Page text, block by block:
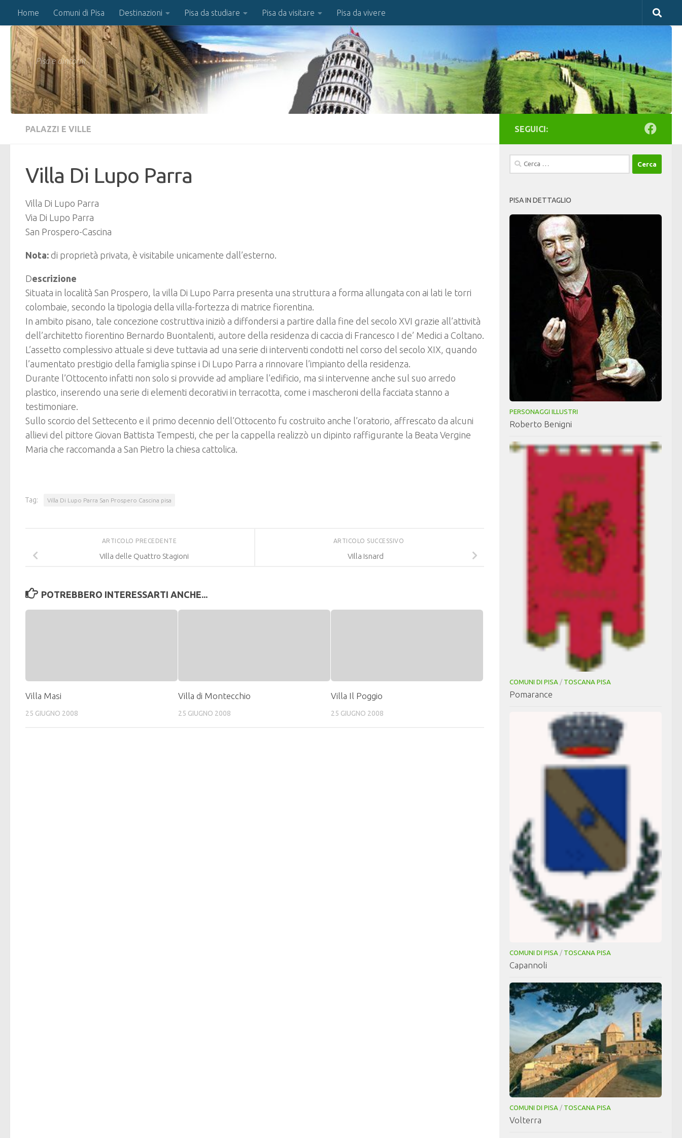
Salta al contenuto
Home Comuni di Pisa Destinazioni Pisa da studiare Pisa da visitare Pisa da vivere
Pisa e dintorni
PALAZZI E VILLE
Villa Di Lupo Parra
Villa Di Lupo Parra
Via Di Lupo Parra
San Prospero-Cascina
Nota: di proprietà privata, è visitabile unicamente dall’esterno.
Descrizione
Situata in località San Prospero, la villa Di Lupo Parra presenta una struttura a forma allungata con ai lati le torri
colombaie, secondo la tipologia della villa-fortezza di matrice fiorentina.
In ambito pisano, tale concezione costruttiva iniziò a diffondersi a partire dalla fine del secolo XVI grazie all’attività
dell’architetto fiorentino Bernardo Buontalenti, autore della residenza di caccia di Francesco I de’ Medici a Coltano.
L’assetto complessivo attuale si deve tuttavia ad una serie di interventi condotti nel corso del secolo XIX, quando
l’aumentato prestigio della famiglia spinse i Di Lupo Parra a rinnovare l’impianto della residenza.
Durante l’Ottocento infatti non solo si provvide ad ampliare l’edificio, ma si intervenne anche sul suo arredo
plastico, inserendo una serie di elementi decorativi in terracotta, come i mascheroni della facciata stanno a
testimoniare.
Sullo scorcio del Settecento e il primo decennio dell’Ottocento fu costruito anche l’oratorio, affrescato da alcuni
allievi del pittore Giovan Battista Tempesti, che per la cappella realizzò un dipinto raffigurante la Beata Vergine
Maria che raccomanda a San Pietro la chiesa cattolica.
Tag: Villa Di Lupo Parra San Prospero Cascina pisa
ARTICOLO SUCCESSIVO
Villa Isnard
ARTICOLO PRECEDENTE
Villa delle Quattro Stagioni
POTREBBERO INTERESSARTI ANCHE...
Villa Masi
25 GIUGNO 2008
Villa di Montecchio
25 GIUGNO 2008
Villa Il Poggio
25 GIUGNO 2008
SEGUICI:
Ricerca
per:
PISA IN DETTAGLIO
PERSONAGGI ILLUSTRI
Roberto Benigni
COMUNI DI PISA / TOSCANA PISA
Pomarance
COMUNI DI PISA / TOSCANA PISA
Capannoli
COMUNI DI PISA / TOSCANA PISA
Volterra